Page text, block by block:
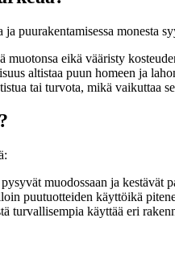
puurakentamisessa monesta
muotonsa eikä vääristy
altistaa puun homeen ja
tai turvota, mikä vaikuttaa
muodossaan ja kestävät
puutuotteiden käyttöikä
turvallisempia käyttää eri